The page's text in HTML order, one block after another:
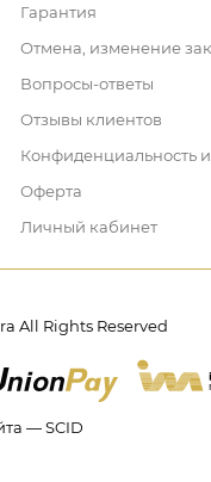
Гарантия
Отмена, изменение
Вопросы-ответы
Отзывы клиентов
Конфиденциальность
Оферта
Личный кабинет
All Rights Reserved
— SCID